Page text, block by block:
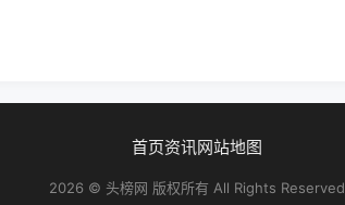
首页资讯网站地图
2026 © 头榜网 版权所有 All Rights Reserved